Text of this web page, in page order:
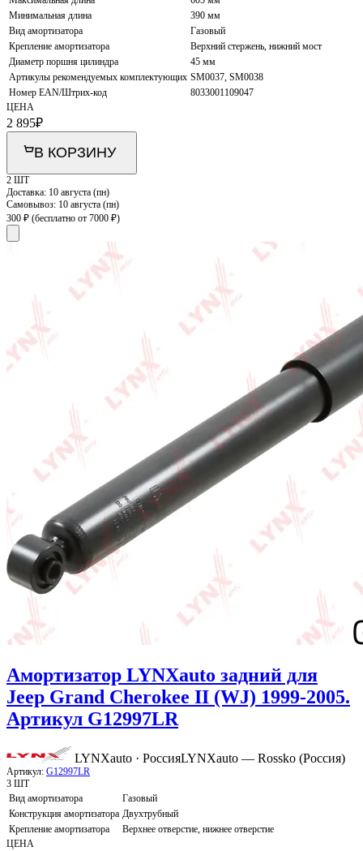
Минимальная длина
390 мм
Вид амортизатора
Газовый
Крепление амортизатора
Верхний стержень, нижний мост
Диаметр поршня цилиндра
45 мм
Артикулы рекомендуемых комплектующих SM0037, SM0038
Номер EAN/Штрих-код
8033001109047
ЦЕНА
2 895₽
В КОРЗИНУ
2 ШТ
Доставка: 10 августа (пн)
Самовывоз: 10 августа (пн)
300 ₽ (бесплатно от 7000 ₽)
Амортизатор LYNXauto задний для
Jeep Grand Cherokee II (WJ) 1999-2005.
Артикул G12997LR
LYNXauto · РоссияLYNXauto — Rossko (Россия)
Артикул: G12997LR
3 ШТ
Вид амортизатора
Газовый
Конструкция амортизатора Двухтрубный
Крепление амортизатора
Верхнее отверстие, нижнее отверстие
ЦЕНА